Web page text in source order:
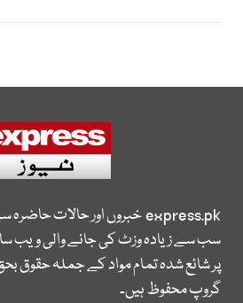
express.pkخبروں اور حالات حاضرہ
سب سے زیادہ وزٹ کی جانے والی ویب
پر شائع شدہ تمام مواد کے جملہ حقوق
گروپ محفوظ ہیں۔